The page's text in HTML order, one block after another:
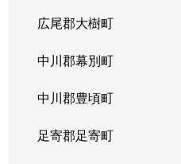
広尾郡大樹町
中川郡幕別町
中川郡豊頃町
足寄郡足寄町